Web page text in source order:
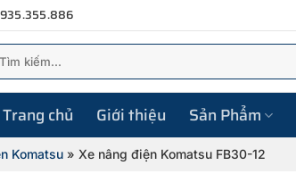
Trang chủ Giới thiệu Sản Phẩm
Komatsu» Xe nâng điện Komatsu FB30-12